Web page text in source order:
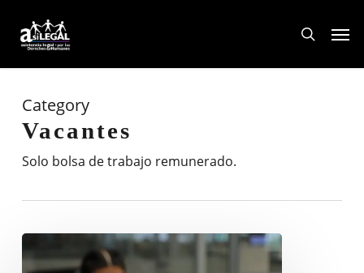
main
content
search
Category
Vacantes
Solo bolsa de trabajo remunerado.
VACANTE
EN